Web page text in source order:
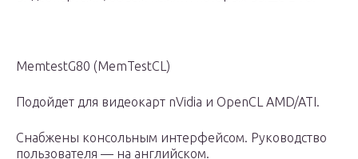
MemtestG80 (MemTestCL)
Подойдет для видеокарт nVidia и OpenCL AMD/ATI.
Снабжены консольным интерфейсом. Руководство
пользователя — на английском.